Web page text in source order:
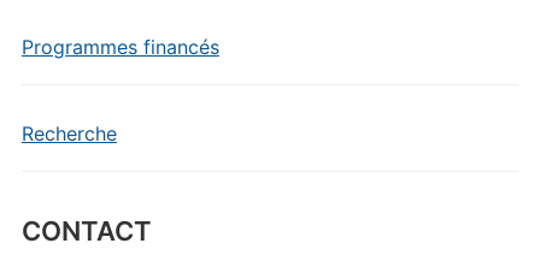
Programmes financés
Recherche
CONTACT